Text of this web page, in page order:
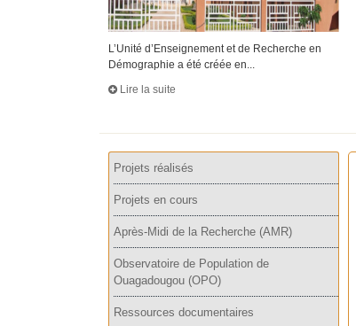
L’Unité d’Enseignement et de Recherche en
Démographie a été créée en...
Lire la suite
Projets réalisés
Projets en cours
Après-Midi de la Recherche (AMR)
Observatoire de Population de
Ouagadougou (OPO)
Ressources documentaires